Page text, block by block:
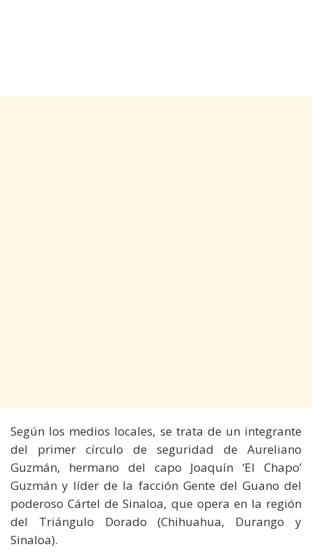
Según los medios locales, se trata de un integrante
del primer círculo de seguridad de Aureliano
Guzmán, hermano del capo Joaquín ‘El Chapo’
Guzmán y líder de la facción Gente del Guano del
poderoso Cártel de Sinaloa, que opera en la región
del Triángulo Dorado (Chihuahua, Durango y
Sinaloa).